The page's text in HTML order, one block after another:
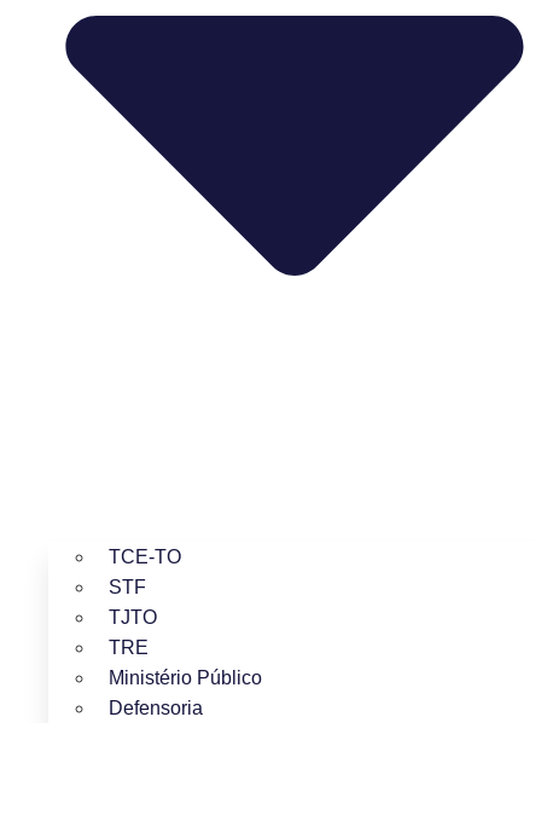
TCE-TO
STF
TJTO
TRE
Ministério Público
Defensoria